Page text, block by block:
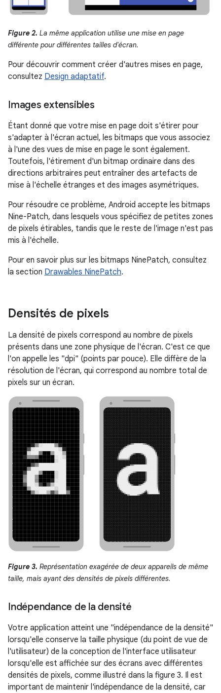
Figure 2. La même application utilise une mise en page
différente pour différentes tailles d'écran.
Pour découvrir comment créer d'autres mises en page,
consultez Design adaptatif.
Images extensibles
Étant donné que votre mise en page doit s'étirer pour
s'adapter à l'écran actuel, les bitmaps que vous associez
à l'une des vues de mise en page le sont également.
Toutefois, l'étirement d'un bitmap ordinaire dans des
directions arbitraires peut entraîner des artefacts de
mise à l'échelle étranges et des images asymétriques.
Pour résoudre ce problème, Android accepte les bitmaps
Nine-Patch, dans lesquels vous spécifiez de petites zones
de pixels étirables, tandis que le reste de l'image n'est pas
mis à l'échelle.
Pour en savoir plus sur les bitmaps NinePatch, consultez
la section Drawables NinePatch.
Densités de pixels
La densité de pixels correspond au nombre de pixels
présents dans une zone physique de l'écran. C'est ce que
l'on appelle les "dpi" (points par pouce). Elle diffère de la
résolution de l'écran, qui correspond au nombre total de
pixels sur un écran.
Figure 3. Représentation exagérée de deux appareils de même
taille, mais ayant des densités de pixels différentes.
Indépendance de la densité
Votre application atteint une "indépendance de la densité"
lorsqu'elle conserve la taille physique (du point de vue de
l'utilisateur) de la conception de l'interface utilisateur
lorsqu'elle est affichée sur des écrans avec différentes
densités de pixels, comme illustré dans la figure 3. Il est
important de maintenir l'indépendance de la densité, car